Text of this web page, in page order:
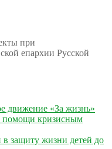
при
епархии Русской
движение «За жизнь»
помощи кризисным
защиту жизни детей до